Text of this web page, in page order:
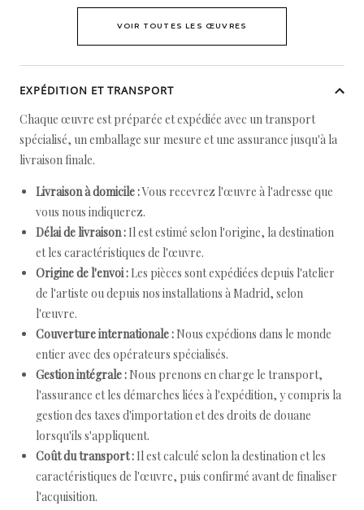
VOIR TOUTES LES ŒUVRES
EXPÉDITION ET TRANSPORT
Chaque œuvre est préparée et expédiée avec un transport
spécialisé, un emballage sur mesure et une assurance jusqu'à la
livraison finale.
Livraison à domicile :Vous recevrez l'œuvre à l'adresse que
vous nous indiquerez.
Délai de livraison : Il est estimé selon l'origine, la destination
et les caractéristiques de l'œuvre.
Origine de l'envoi : Les pièces sont expédiées depuis l'atelier
de l'artiste ou depuis nos installations à Madrid, selon
l'œuvre.
Couverture internationale : Nous expédions dans le monde
entier avec des opérateurs spécialisés.
Gestion intégrale : Nous prenons en charge le transport,
l'assurance et les démarches liées à l'expédition, y compris la
gestion des taxes d'importation et des droits de douane
lorsqu'ils s'appliquent.
Coût du transport : Il est calculé selon la destination et les
caractéristiques de l'œuvre, puis confirmé avant de finaliser
l'acquisition.